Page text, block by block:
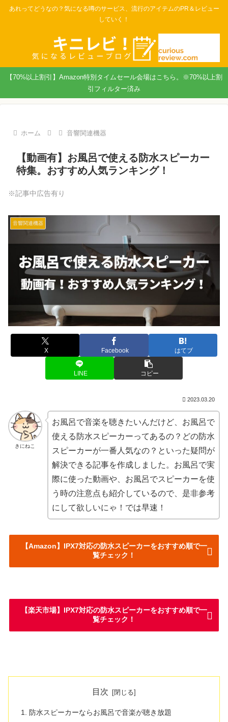
あれってどうなの？気になる噂のサービス、流行のアイテムのPR＆レビュー
していく！
【70%以上割引】Amazon特別タイムセール会場はこちら。※70%以上割
引フィルター済み
ホーム 音響関連機器
【動画有】お風呂で使える防水スピーカー
特集。おすすめ人気ランキング！
※記事中広告有り
音響関連機器
X Facebook はてブ
LINE コピー
2023.03.20
きにねこ
お風呂で音楽を聴きたいんだけど、お風呂で
使える防水スピーカーってあるの？どの防水
スピーカーが一番人気なの？といった疑問が
解決できる記事を作成しました。お風呂で実
際に使った動画や、お風呂でスピーカーを使
う時の注意点も紹介しているので、是非参考
にして欲しいにゃ！では早速！
【Amazon】IPX7対応の防水スピーカーをおすすめ順で一
覧チェック！
【楽天市場】IPX7対応の防水スピーカーをおすすめ順で一
覧チェック！
目次
防水スピーカーならお風呂で音楽が聴き放題